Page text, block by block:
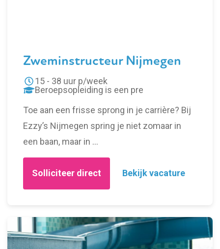
Zweminstructeur Nijmegen
15 - 38 uur p/week
Beroepsopleiding is een pre
Toe aan een frisse sprong in je carrière? Bij
Ezzy’s Nijmegen spring je niet zomaar in
een baan, maar in …
Solliciteer direct Bekijk vacature